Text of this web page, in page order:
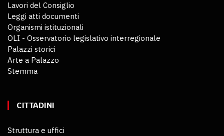
Lavori del Consiglio
Leggi atti documenti
Organismi istituzionali
OLI - Osservatorio legislativo interregionale
Palazzi storici
Arte a Palazzo
Stemma
CITTADINI
Struttura e uffici